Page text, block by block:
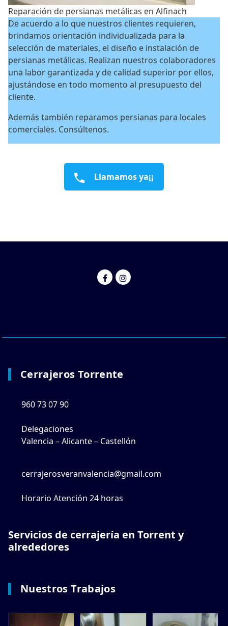
Reparación de persianas metálicas en Alfinach
De acuerdo a lo que nuestros clientes requieren,
brindamos orientación individualizada para la
selección de materiales, el diseño e instalación de
persianas metálicas. Realizan nuestros colaboradores
una labor garantizada y de calidad superior por ellos,
ajustándose en todo momento al presupuesto del
cliente.
Además también reparamos persianas para locales
comerciales. Consúltenos.
Llamamos ya¡¡
Cerrajeros Torrente
960 73 07 90
Delegaciones
Valencia – Alicante – Castellón
cerrajerosveranvalencia@gmail.com
Horario Atención 24 horas
Servicios de cerrajería en Torrent y
alrededores
Nuestros Trabajos